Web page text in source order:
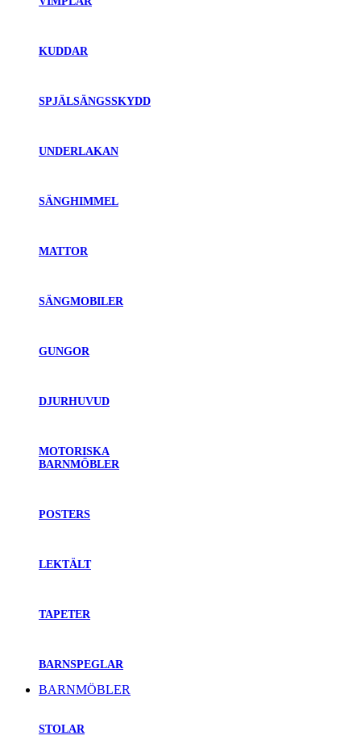
KUDDAR
SPJÄLSÄNGSSKYDD
UNDERLAKAN
SÄNGHIMMEL
MATTOR
SÄNGMOBILER
GUNGOR
DJURHUVUD
MOTORISKA
BARNMÖBLER
POSTERS
LEKTÄLT
TAPETER
BARNSPEGLAR
BARNMÖBLER
STOLAR